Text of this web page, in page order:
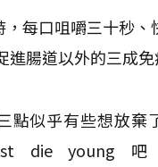
，每口咀嚼三十秒、
進腸道以外的三成免
點似乎有些想放棄
die young